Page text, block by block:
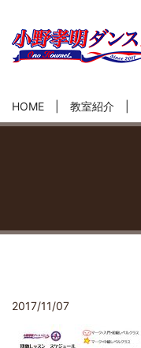
HOME 教室紹介
2017/11/07